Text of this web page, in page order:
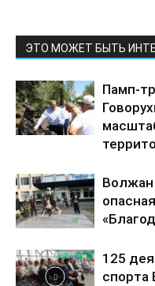
ЭТО МОЖЕТ БЫТЬ
Памп-
Волжан
125
спорта